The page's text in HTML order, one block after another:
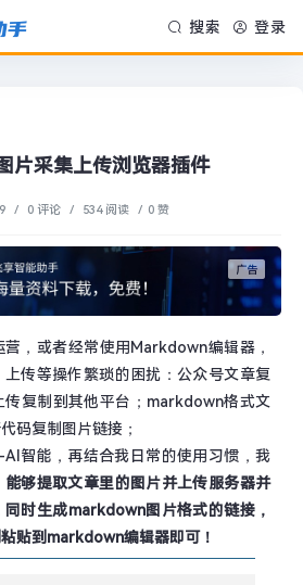
搜索 登录
片采集上传浏览器插件
/ 0 评论 / 534 阅读 / 0 赞
，或者经常使用Markdown编辑器，
传等操作繁琐的困扰：公众号文章复
传复制到其他平台；markdown格式文
码复制图片链接；
智能，再结合我日常的使用习惯，我
能够提取文章里的图片并上传服务器并
时生成markdown图片格式的链接，
贴到markdown编辑器即可！